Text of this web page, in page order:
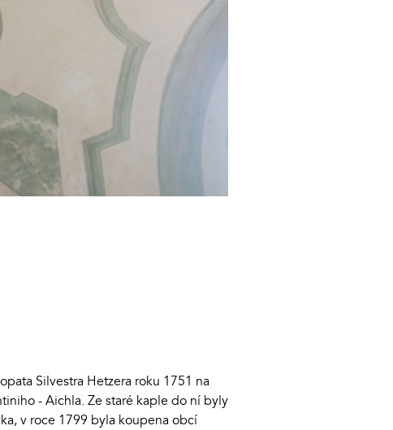
Silvestra Hetzera roku 1751 na
- Aichla. Ze staré kaple do ní byly
v roce 1799 byla koupena obcí